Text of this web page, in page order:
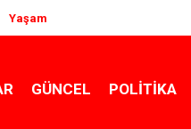
Yaşam
GÜNCEL POLITIKA